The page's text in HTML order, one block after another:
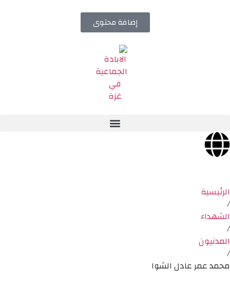
إضافة محتوى
الرئيسية
/
الشهداء
/
المدنيون
/
محمد عمر عادل الشوا